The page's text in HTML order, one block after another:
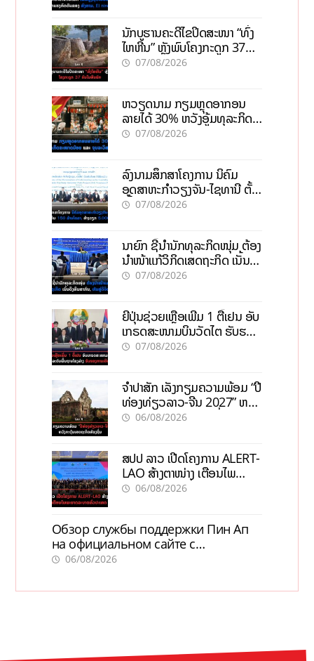
ນັກບູຮານຄະດີໄຂປິດສະໜາ “ທົ່ງ
ໄຫຫີນ” ຫຼັງພົບໂຄງກະດູກ 37
ຄົນໃນຫີນຍັກ
07/08/2026
ຫວຽດນາມ ກຽມຫຼຸດອາກອນ
ລາຍໄດ້ 30% ຫວັງອູ້ມທຸລະກິດ
ຂະໜາດນ້ອຍ ແລະ ຈຸນລະ
07/08/2026
ລົງນາມສຶກສາໂຄງການ ນິຄົມ
ອຸດສາຫະກຳວຽງຈັນ-ໄຊທານີ ຕັ້ງ
ເປົ້າດຶງທຶນ 150 ລ້ານໂດລາ, ສ້າງ
07/08/2026
ນາຍົກ ຊີ້ນຳນັກທຸລະກິດໜຸ່ມ ຕ້ອງ
ນຳໜ້າແກ້ວິກິດເສດຖະກິດ ເນັ້ນດຶງ
ທຶນສາກົນ, ຫັນສູ່ດິຈິຕອນ
07/08/2026
ຍີ່ປຸ່ນຊ່ວຍເຫຼືອເພີ່ມ 1 ຕື້ເຢນ ອັບ
ເກຣດສະໜາມບິນວັດໄຕ ຮັບຮອງ
ການເຕີບໂຕ
07/08/2026
ຈຳປາສັກ ເລັ່ງກຽມຄວາມພ້ອມ “ປີ
ທ່ອງທ່ຽວລາວ-ຈີນ 2027” ຫວັງ
ກະຕຸ້ນເສດຖະກິດທ້ອງຖິ່ນ
06/08/2026
ສປປ ລາວ ເປີດໂຄງການ ALERT-
LAO ສ້າງຕາໜ່າງ ເຕືອນໄພ
ພະຍາດລະບາດທົ່ວປະເທດ
06/08/2026
Обзор службы поддержки Пин Ап
на официальном сайте с
актуальной информацией
06/08/2026